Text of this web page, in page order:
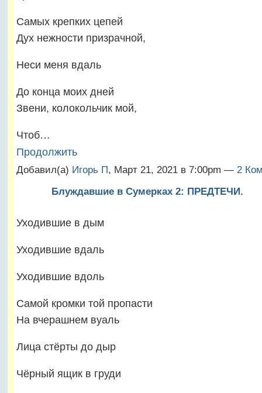
Самых крепких цепей
Дух нежности призрачной,
Неси меня вдаль
До конца моих дней
Звени, колокольчик мой,
Чтоб…
Продолжить
Добавил(а) Игорь П, Март 21, 2021 в 7:00pm — 2
Блуждавшие в Сумерках 2: ПРЕДТЕЧИ.
Уходившие в дым
Уходившие вдаль
Уходившие вдоль
Самой кромки той пропасти
На вчерашнем вуаль
Лица стёрты до дыр
Чёрный ящик в груди